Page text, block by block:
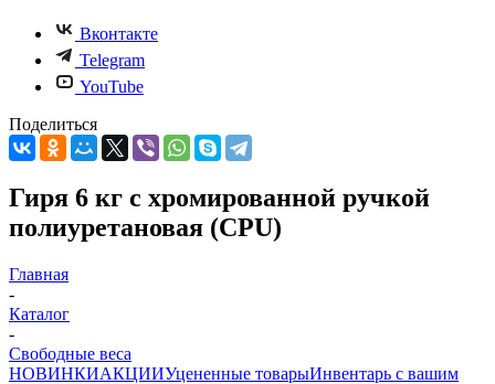
Вконтакте
Telegram
YouTube
Поделиться
Гиря 6 кг с хромированной ручкой
полиуретановая (CPU)
Главная
-
Каталог
-
Свободные веса
НОВИНКИАКЦИИУцененные товарыИнвентарь с вашим